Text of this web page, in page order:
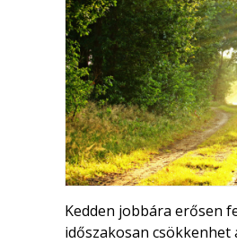
Kedden jobbára erősen
időszakosan csökkenhet